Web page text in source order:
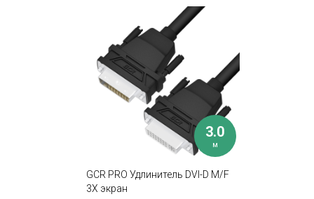
3.0
м
GCR PRO Удлинитель DVI-D M/F
3Х экран